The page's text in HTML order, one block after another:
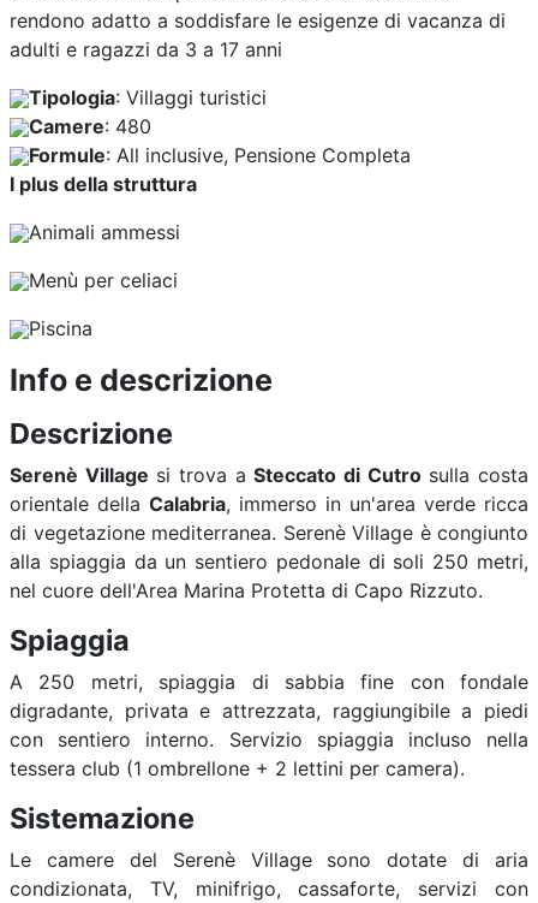
rendono adatto a soddisfare le esigenze di vacanza di
adulti e ragazzi da 3 a 17 anni
Tipologia: Villaggi turistici
Camere: 480
Formule: All inclusive, Pensione Completa
I plus della struttura
Animali ammessi
Menù per celiaci
Piscina
Info e descrizione
Descrizione
Serenè Village si trova aSteccato di Cutrosulla costa
orientale della Calabria, immerso in un'area verde ricca
di vegetazione mediterranea. Serenè Village è congiunto
alla spiaggia da un sentiero pedonale di soli 250 metri,
nel cuore dell'Area Marina Protetta di Capo Rizzuto.
Spiaggia
A 250 metri, spiaggia di sabbia fine con fondale
digradante, privata e attrezzata, raggiungibile a piedi
con sentiero interno. Servizio spiaggia incluso nella
tessera club (1 ombrellone + 2 lettini per camera).
Sistemazione
Le camere del Serenè Village sono dotate di aria
condizionata, TV, minifrigo, cassaforte, servizi con